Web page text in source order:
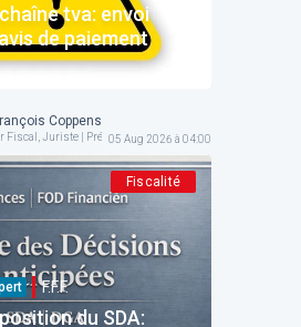
chaîne tva: envoi
de paiement
Coppens
Fiscal, Juriste | Président @ AFPC
05 Aug 2026 à 04:00
Fiscalité
F.F.F.
du SDA: